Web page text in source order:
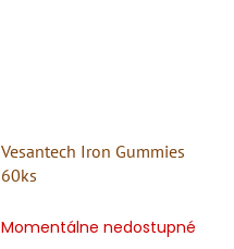
Vesantech Iron Gummies
60ks
Momentálne nedostupné